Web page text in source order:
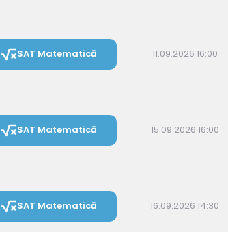
SAT Matematică 11.09.2026 16:00
SAT Matematică 15.09.2026 16:00
SAT Matematică 16.09.2026 14:30